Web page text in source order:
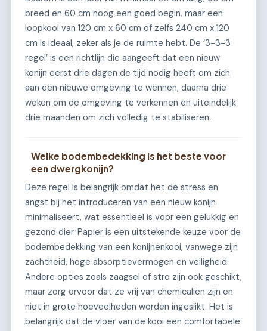
breed en 60 cm hoog een goed begin, maar een
loopkooi van 120 cm x 60 cm of zelfs 240 cm x 120
cm is ideaal, zeker als je de ruimte hebt. De ‘3-3-3
regel’ is een richtlijn die aangeeft dat een nieuw
konijn eerst drie dagen de tijd nodig heeft om zich
aan een nieuwe omgeving te wennen, daarna drie
weken om de omgeving te verkennen en uiteindelijk
drie maanden om zich volledig te stabiliseren.
Welke bodembedekking is het beste voor
een dwergkonijn?
Deze regel is belangrijk omdat het de stress en
angst bij het introduceren van een nieuw konijn
minimaliseert, wat essentieel is voor een gelukkig en
gezond dier. Papier is een uitstekende keuze voor de
bodembedekking van een konijnenkooi, vanwege zijn
zachtheid, hoge absorptievermogen en veiligheid.
Andere opties zoals zaagsel of stro zijn ook geschikt,
maar zorg ervoor dat ze vrij van chemicaliën zijn en
niet in grote hoeveelheden worden ingeslikt. Het is
belangrijk dat de vloer van de kooi een comfortabele